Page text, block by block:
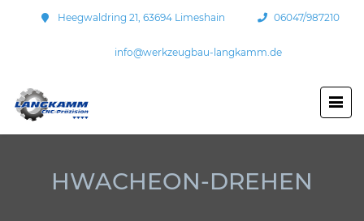
Heegwaldring 21, 63694 Limeshain 06047/987210
info@werkzeugbau-langkamm.de
HWACHEON-DREHEN